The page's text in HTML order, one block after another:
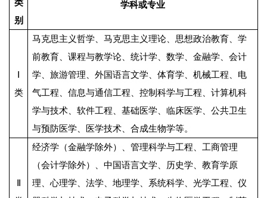
类
别
学科或专业
类
马克思主义哲学、马克思主义理论、思想政治教育、学
前教育、课程与教学论、统计学、数学、金融学、会计
学、旅游管理、外国语言文学、体育学、机械工程、电
气工程、信息与通信工程、控制科学与工程、计算机科
学与技术、软件工程、基础医学、临床医学、公共卫生
与预防医学、医学技术、合成生物学等。
经济学（金融学除外）、管理科学与工程、工商管理
（会计学除外）、中国语言文学、历史学、教育学原
理、心理学、法学、地理学、系统科学、光学工程、仪